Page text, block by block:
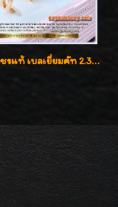
แหวนเพชรแท้ เบลเยี่ยมคัท 2.39 กะรัต น้ำ 98 F-Color/VVS ดีไซน์หน้ากว้างหรูเต็มนิ้ว